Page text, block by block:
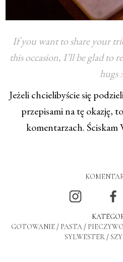
If you want to share your
this occasion, I’ll be glad to
hugs
Jeżeli chcielibyście się
przepisami na tę okazję,
komentarzach. Ściskam
GOTOWANIE / PASTA / PIECZYWO
SYLWESTER/